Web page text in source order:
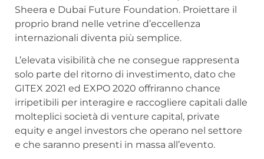
Sheera e Dubai Future Foundation. Proiettare il
proprio brand nelle vetrine d’eccellenza
internazionali diventa più semplice.
L’elevata visibilità che ne consegue rappresenta
solo parte del ritorno di investimento, dato che
GITEX 2021 ed EXPO 2020 offriranno chance
irripetibili per interagire e raccogliere capitali dalle
molteplici società di venture capital, private
equity e angel investors che operano nel settore
e che saranno presenti in massa all’evento.